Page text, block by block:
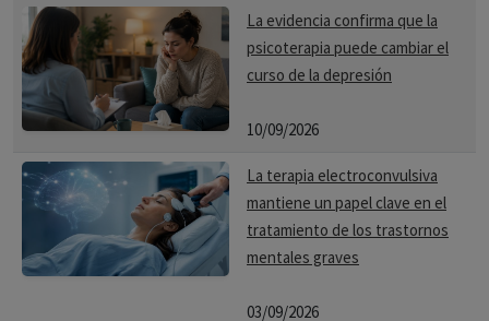
La evidencia confirma que la
psicoterapia puede cambiar el
curso de la depresión
10/09/2026
La terapia electroconvulsiva
mantiene un papel clave en el
tratamiento de los trastornos
mentales graves
03/09/2026